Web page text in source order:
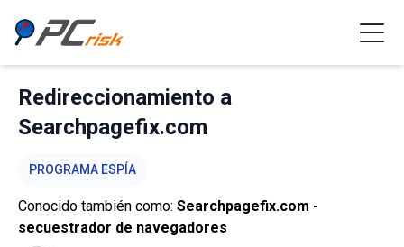
Redireccionamiento a
Searchpagefix.com
PROGRAMA ESPÍA
Conocido también como: Searchpagefix.com -
secuestrador de navegadores